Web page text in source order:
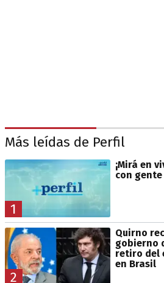
Más leídas de Perfil
1
¡Mirá en
con
2
Quirno
gobierno
retiro del
en Brasil